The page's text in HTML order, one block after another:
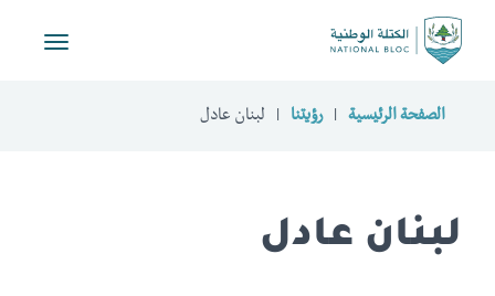
Toggle
الصفحة الرئيسية رؤيتنا لبنان عادل
لبنان عادل